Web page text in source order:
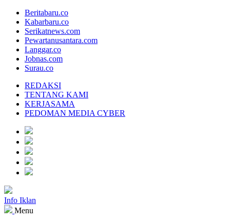
Beritabaru.co
Kabarbaru.co
Serikatnews.com
Pewartanusantara.com
Langgar.co
Jobnas.com
Surau.co
REDAKSI
TENTANG KAMI
KERJASAMA
PEDOMAN MEDIA CYBER
Info Iklan
Menu